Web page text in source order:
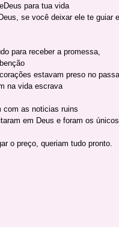
para tua vida
se você deixar ele te guiar
para receber a promessa,
estavam preso no
na vida escrava
com as noticias ruins
em Deus e foram os
o preço, queriam tudo pronto.